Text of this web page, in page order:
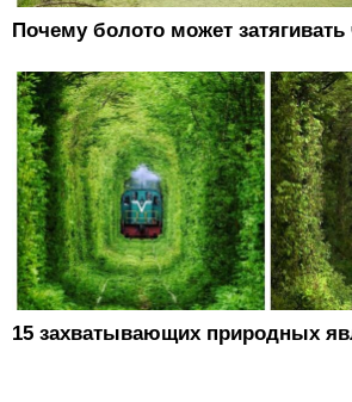
Почему болото может затягивать
15 захватывающих природных